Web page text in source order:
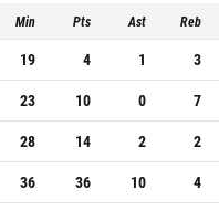
Min Pts Ast Reb
19 4 1 3
23 10 0 7
28 14 2 2
36 36 10 4